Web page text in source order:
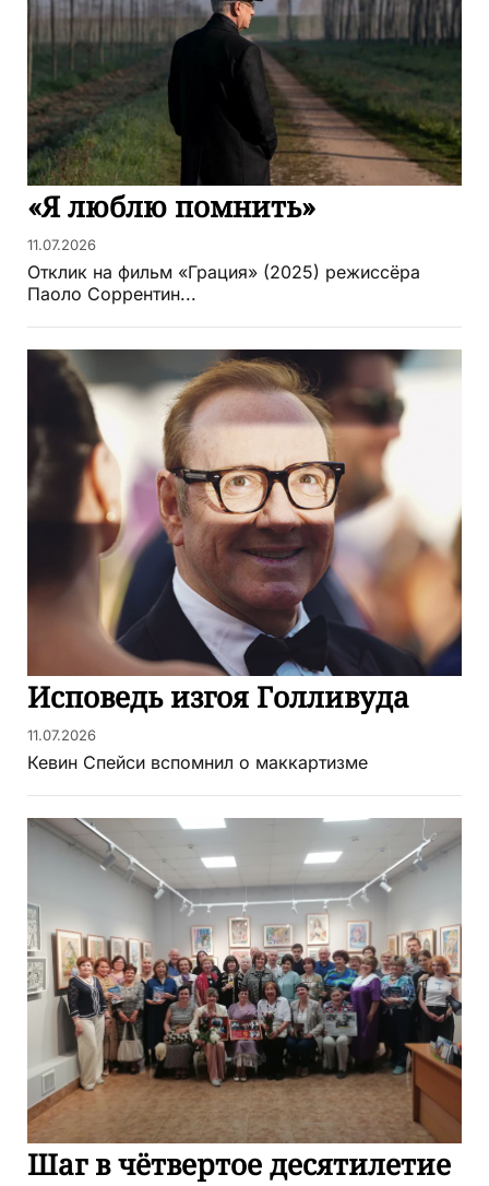
«Я люблю помнить»
11.07.2026
Отклик на фильм «Грация» (2025) режиссёра
Паоло Соррентин...
Исповедь изгоя Голливуда
11.07.2026
Кевин Спейси вспомнил о маккартизме
Шаг в чётвертое десятилетие